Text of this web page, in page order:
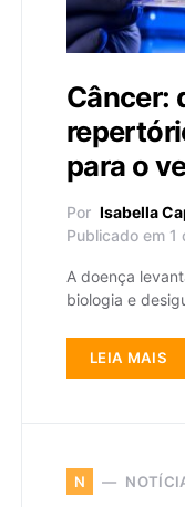
Câncer:
para o
Por Isabella
Publicado em
A doença
biologia e
LEIA MAIS
N